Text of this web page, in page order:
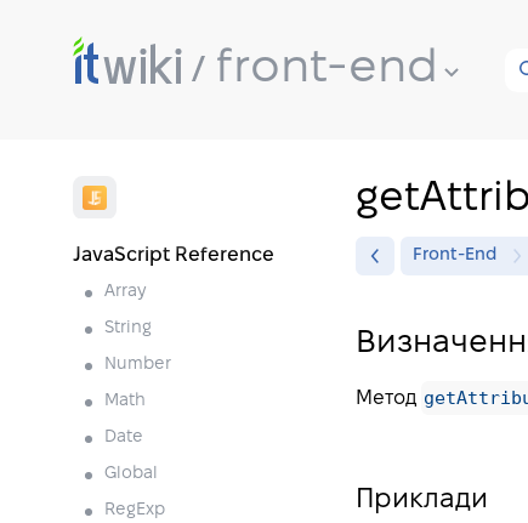
front-end
JavaScript Reference
Array
String
Number
Math
Date
Global
RegExp
Front-End
Метод
Приклади